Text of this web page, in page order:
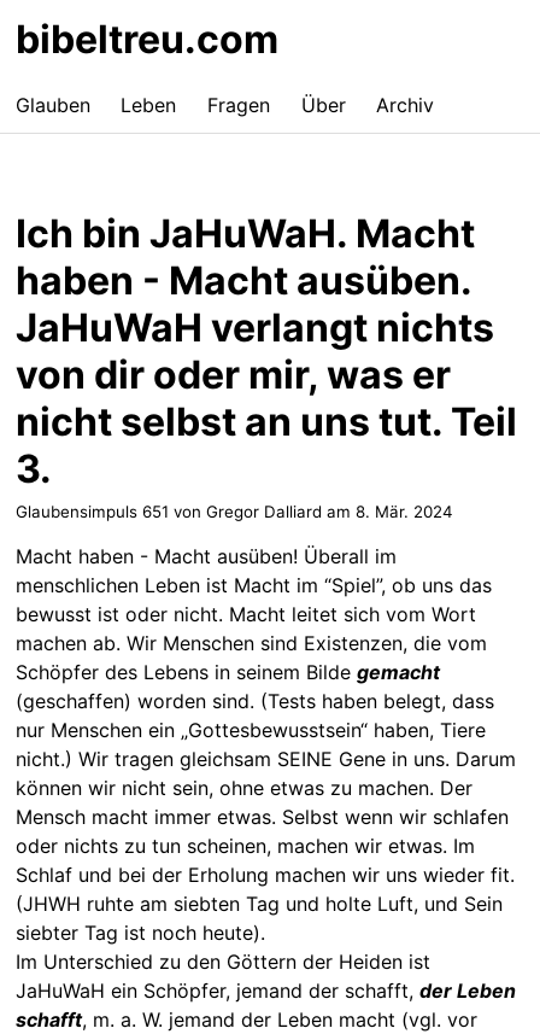
bibeltreu.com
Glauben Leben Fragen Über Archiv
Ich bin JaHuWaH. Macht
haben - Macht ausüben.
JaHuWaH verlangt nichts
von dir oder mir, was er
nicht selbst an uns tut. Teil
3.
Glaubensimpuls 651 von Gregor Dalliard am 8. Mär. 2024
Macht haben - Macht ausüben! Überall im
menschlichen Leben ist Macht im “Spiel”, ob uns das
bewusst ist oder nicht. Macht leitet sich vom Wort
machen ab. Wir Menschen sind Existenzen, die vom
Schöpfer des Lebens in seinem Bilde gemacht
(geschaffen) worden sind. (Tests haben belegt, dass
nur Menschen ein „Gottesbewusstsein“ haben, Tiere
nicht.) Wir tragen gleichsam SEINE Gene in uns. Darum
können wir nicht sein, ohne etwas zu machen. Der
Mensch macht immer etwas. Selbst wenn wir schlafen
oder nichts zu tun scheinen, machen wir etwas. Im
Schlaf und bei der Erholung machen wir uns wieder fit.
(JHWH ruhte am siebten Tag und holte Luft, und Sein
siebter Tag ist noch heute).
Im Unterschied zu den Göttern der Heiden ist
JaHuWaH ein Schöpfer, jemand der schafft, der Leben
schafft, m. a. W. jemand der Leben macht (vgl. vor